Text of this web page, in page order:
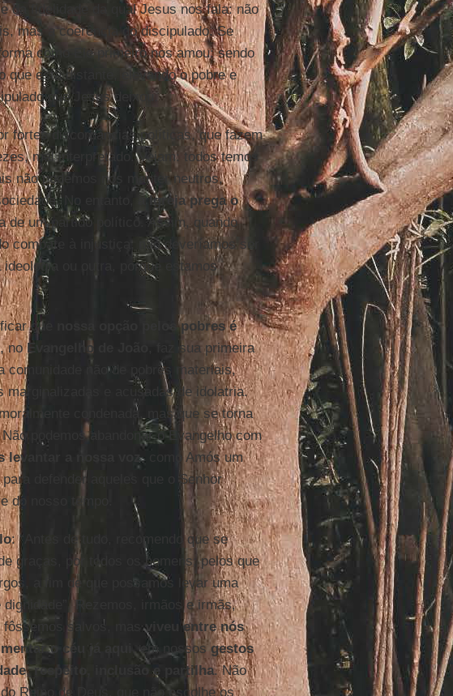
da fidelidade da qual Jesus nos fala: não
mas a coerência do discipulado. Se
como Ele primeiro nos amou: sendo
que está distante, elevando o pobre e
que Jesus deixou.
fortes discordâncias políticas, que fazem
mal interpretado. Vejam: todos temos
não podemos nos manter neutros,
No entanto,
a Igreja prega o
de um partido político. Assim, quando
combate à injustiça, não deveríamos ser
ou outra, porque estamos
que
nossa opção pelos pobres é
noEvangelho de João
, faz sua primeira
comunidade não de pobres materiais,
marginalizadas e acusadas de idolatria.
condenada, mas que se torna
podemos abandonar o Evangelho com
levantar a nossa voz, como Amós um
defender aqueles que o Senhor
do nosso tempo.
: “Antes de tudo, recomendo que se
graças, por todos os homens; pelos que
a fim de que possamos levar uma
Rezemos, irmãos e irmãs,
fôssemos salvos, masviveu entre nós
o céu já aqui
, em nossos gestos
,respeito, inclusão e partilha. Não
Reino de Deus, que não escolhe os